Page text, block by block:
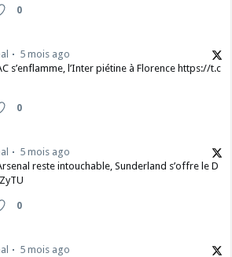
0
5 mois ago
s’enflamme, l’Inter piétine à Florence https://t.c
0
5 mois ago
reste intouchable, Sunderland s’offre le D
0
5 mois ago